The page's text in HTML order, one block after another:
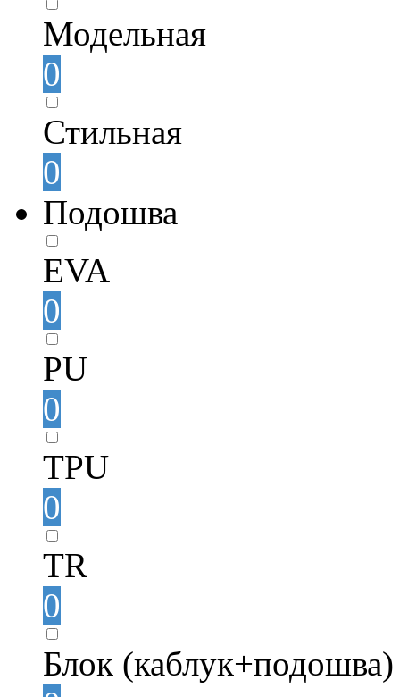
Модельная
0
Стильная
0
Подошва
EVA
0
PU
0
TPU
0
TR
0
Блок (каблук+подошва)